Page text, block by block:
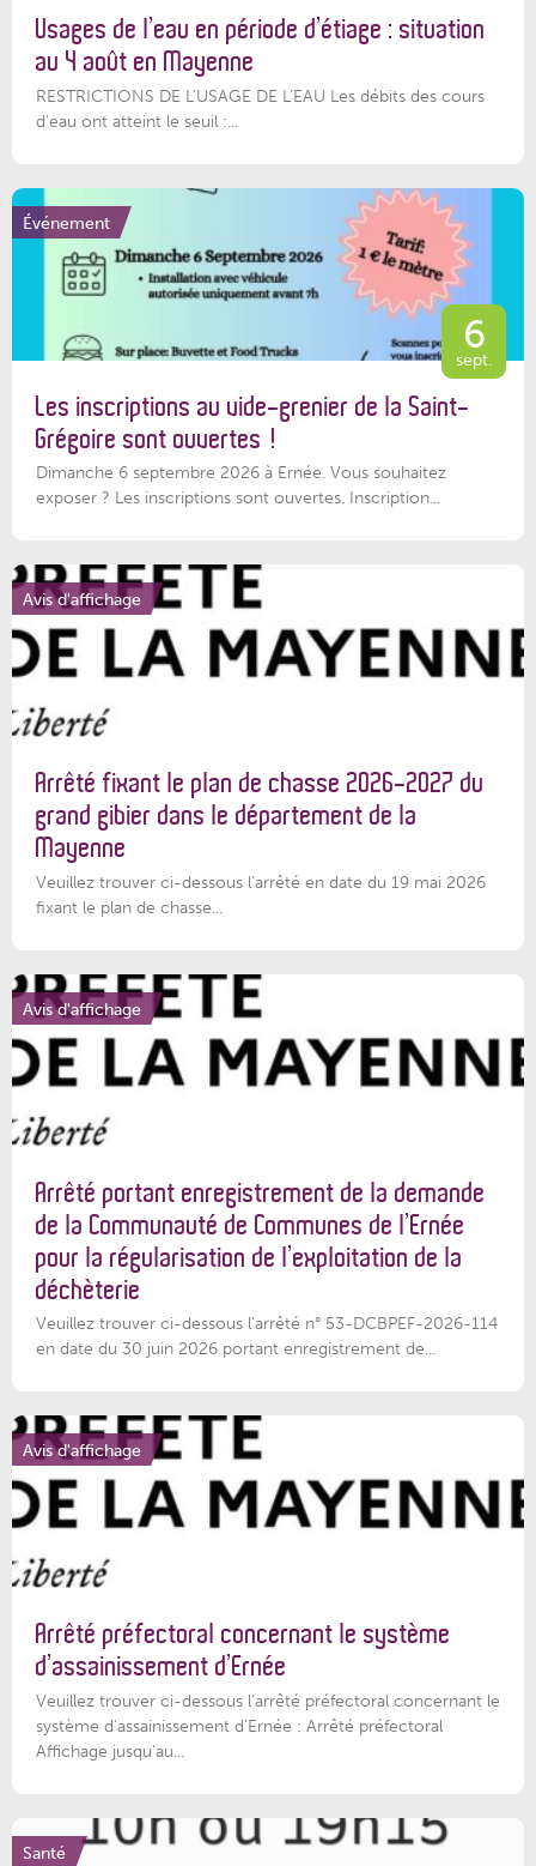
Usages de l’eau en période d’étiage : situation
au 4 août en Mayenne
RESTRICTIONS DE L’USAGE DE L’EAU Les débits des cours
d'eau ont atteint le seuil :...
Événement
6
sept.
Les inscriptions au vide-grenier de la Saint-
Grégoire sont ouvertes !
Dimanche 6 septembre 2026 à Ernée. Vous souhaitez
exposer ? Les inscriptions sont ouvertes. Inscription...
Avis d'affichage
Arrêté fixant le plan de chasse 2026-2027 du
grand gibier dans le département de la
Mayenne
Veuillez trouver ci-dessous l’arrêté en date du 19 mai 2026
fixant le plan de chasse...
Avis d'affichage
Arrêté portant enregistrement de la demande
de la Communauté de Communes de l’Ernée
pour la régularisation de l’exploitation de la
déchèterie
Veuillez trouver ci-dessous l'arrêté n° 53-DCBPEF-2026-114
en date du 30 juin 2026 portant enregistrement de...
Avis d'affichage
Arrêté préfectoral concernant le système
d’assainissement d’Ernée
Veuillez trouver ci-dessous l’arrêté préfectoral concernant le
système d'assainissement d'Ernée : Arrêté préfectoral
Affichage jusqu'au...
Santé